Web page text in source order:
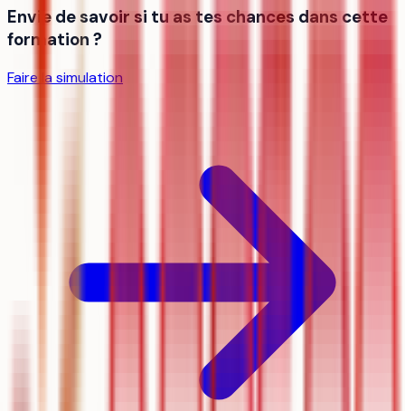
Envie de savoir si tu as tes chances dans cette
formation ?
Faire la simulation